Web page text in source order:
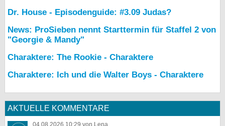
Dr. House - Episodenguide: #3.09 Judas?
News: ProSieben nennt Starttermin für Staffel 2 von
"Georgie & Mandy"
Charaktere: The Rookie - Charaktere
Charaktere: Ich und die Walter Boys - Charaktere
AKTUELLE KOMMENTARE
04.08.2026 10:29 von Lena